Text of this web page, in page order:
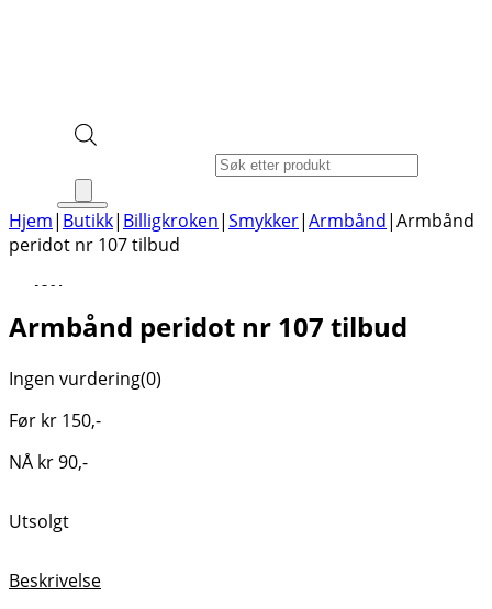
Hjem| Butikk| Billigkroken|Smykker|Armbånd|Armbånd
peridot nr 107 tilbud
Armbånd peridot nr 107 tilbud
Ingen vurdering(0)
Før kr 150,-
NÅ kr90,-
Utsolgt
Beskrivelse
-40%